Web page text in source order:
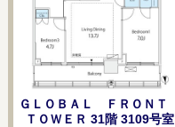
ＧＬＯＢＡＬ ＦＲＯＮＴ
ＴＯＷＥＲ 31階 3109号室